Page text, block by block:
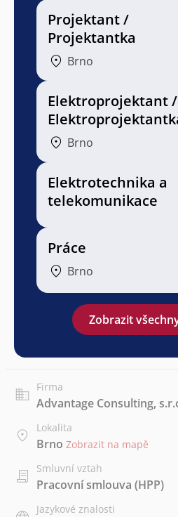
Projektant /
Projektantka
Brno
Elektroprojektant /
Brno
Elektrotechnika a
telekomunikace
Práce
Brno
Zobrazit
Firma
Advantage Consulting,
Lokalita
Brno Zobrazit na mapě
Smluvní vztah
Pracovní smlouva (HPP)
Jazykové znalosti